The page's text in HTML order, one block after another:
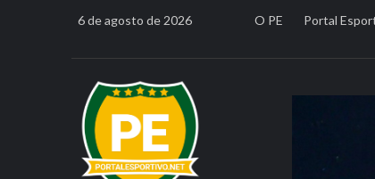
6 de agosto de 2026 O PE Portal